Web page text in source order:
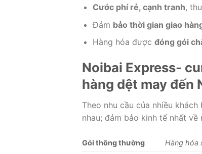
Cước phí rẻ, cạnh tranh,
Đảm bảo thời gian giao
Hàng hóa được đóng gói
Noibai Express-
hàng dệt may đến
Theo nhu cầu của nhiều
nhau; đảm bảo kinh tế nhất
Gói thông thường
Hàng hóa